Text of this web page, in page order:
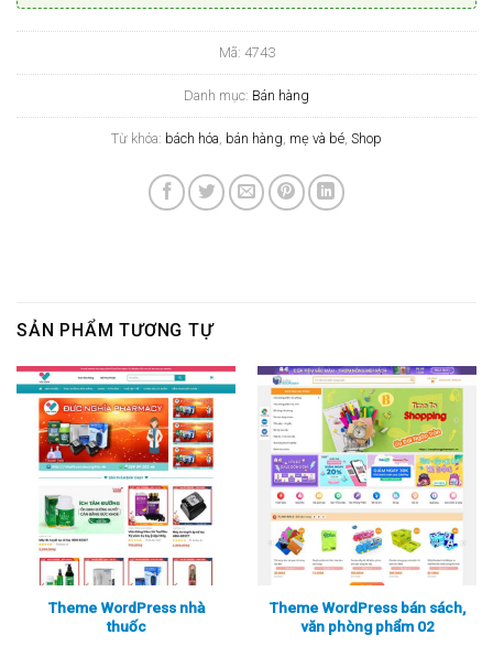
Mã: 4743
Danh mục: Bán hàng
Từ khóa: bách hóa bán hàng mẹ và bé Shop
SẢN PHẨM TƯƠNG TỰ
Theme WordPress nhà
thuốc
Theme WordPress bán sách,
văn phòng phẩm 02